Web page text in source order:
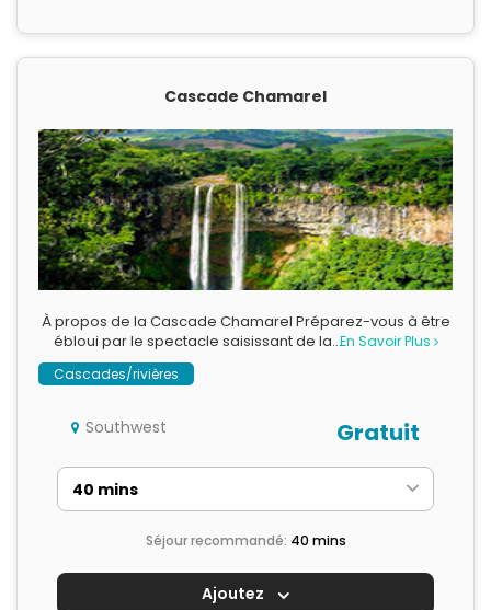
Cascade Chamarel
À propos de la Cascade Chamarel Préparez-vous à être
ébloui par le spectacle saisissant de la…En Savoir Plus
Cascades/rivières
Southwest Gratuit
Séjour recommandé: 40 mins
Ajoutez